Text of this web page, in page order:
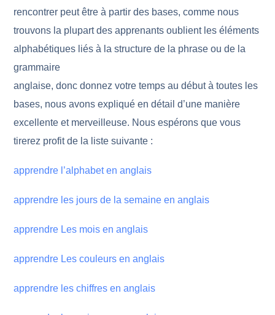
rencontrer peut être à partir des bases, comme nous
trouvons la plupart des apprenants oublient les éléments
alphabétiques liés à la structure de la phrase ou de la
grammaire
anglaise, donc donnez votre temps au début à toutes les
bases, nous avons expliqué en détail d’une manière
excellente et merveilleuse. Nous espérons que vous
tirerez profit de la liste suivante :
apprendre l’alphabet en anglais
apprendre les jours de la semaine en anglais
apprendre Les mois en anglais
apprendre Les couleurs en anglais
apprendre les chiffres en anglais